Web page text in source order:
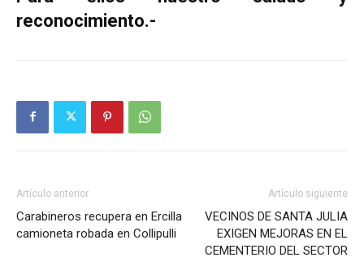
reconocimiento.-
Artículo anterior
Carabineros recupera en Ercilla
camioneta robada en Collipulli
Artículo siguiente
VECINOS DE SANTA JULIA
EXIGEN MEJORAS EN EL
CEMENTERIO DEL SECTOR